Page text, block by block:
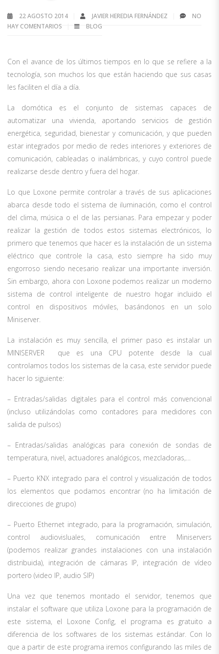
22 AGOSTO 2014 JAVIER HEREDIA FERNÁNDEZ
NO
HAY COMENTARIOS
BLOG
Con el avance de los últimos tiempos en lo que se refiere a la
tecnología, son muchos los que están haciendo que sus casas
les faciliten el día a día.
La domótica es el conjunto de sistemas capaces de
automatizar una vivienda, aportando servicios de gestión
energética, seguridad, bienestar y comunicación, y que pueden
estar integrados por medio de redes interiores y exteriores de
comunicación, cableadas o inalámbricas, y cuyo control puede
realizarse desde dentro y fuera del hogar.
Lo que Loxone permite controlar a través de sus aplicaciones
abarca desde todo el sistema de iluminación, como el control
del clima, música o el de las persianas. Para empezar y poder
realizar la gestión de todos estos sistemas electrónicos, lo
primero que tenemos que hacer es la instalación de un sistema
eléctrico que controle la casa, esto siempre ha sido muy
engorroso siendo necesario realizar una importante inversión.
Sin embargo, ahora con Loxone podemos realizar un moderno
sistema de control inteligente de nuestro hogar incluido el
control en dispositivos móviles, basándonos en un solo
Miniserver.
La instalación es muy sencilla, el primer paso es instalar un
MINISERVER que es una CPU potente desde la cual
controlamos todos los sistemas de la casa, este servidor puede
hacer lo siguiente:
– Entradas/salidas digitales para el control más convencional
(incluso utilizándolas como contadores para medidores con
salida de pulsos)
– Entradas/salidas analógicas para conexión de sondas de
temperatura, nivel, actuadores analógicos, mezcladoras,…
– Puerto KNX integrado para el control y visualización de todos
los elementos que podamos encontrar (no ha limitación de
direcciones de grupo)
– Puerto Ethernet integrado, para la programación, simulación,
control audiovisluales, comunicación entre Miniservers
(podemos realizar grandes instalaciones con una instalación
distribuida), integración de cámaras IP, integración de vídeo
portero (video IP, audio SIP)
Una vez que tenemos montado el servidor, tenemos que
instalar el software que utiliza Loxone para la programación de
este sistema, el Loxone Config, el programa es gratuito a
diferencia de los softwares de los sistemas estándar. Con lo
que a partir de este programa iremos configurando las miles de